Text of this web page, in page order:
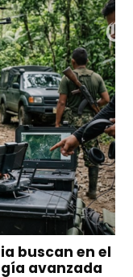
buscan en el
avanzada